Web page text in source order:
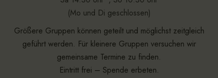
(Mo und Di geschlossen)
Größere Gruppen können geteilt und möglichst zeitgleich
geführt werden. Für kleinere Gruppen versuchen wir
gemeinsame Termine zu finden.
Eintritt frei – Spende erbeten.